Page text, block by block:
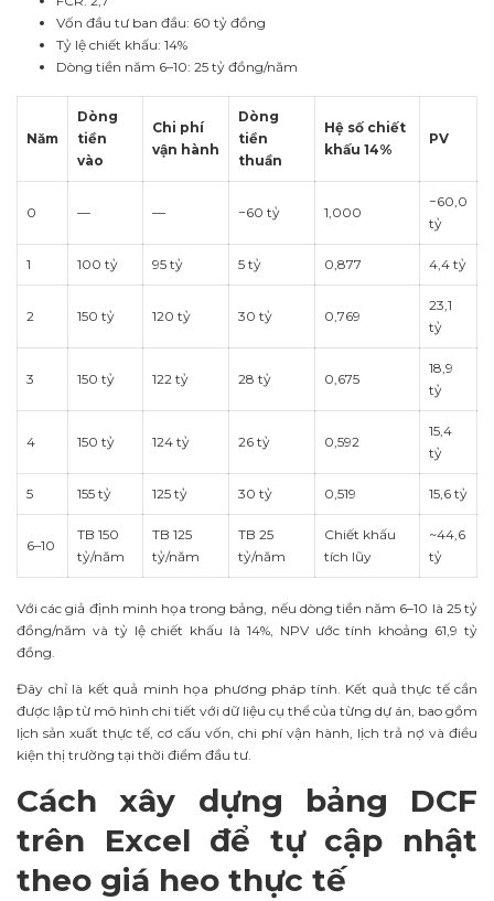
Vốn đầu tư ban đầu: 60 tỷ đồng
Tỷ lệ chiết khấu: 14%
Dòng tiền năm 6–10: 25 tỷ đồng/năm
Năm
Dòng
tiền
vào
Chi phí
vận hành
Dòng
tiền
thuần
Hệ số chiết
khấu 14%
PV
0 — — −60 tỷ 1,000
−60,0
tỷ
1 100 tỷ 95 tỷ 5 tỷ 0,877 4,4 tỷ
2 150 tỷ 120 tỷ 30 tỷ 0,769
23,1
tỷ
3 150 tỷ 122 tỷ 28 tỷ 0,675
18,9
tỷ
4 150 tỷ 124 tỷ 26 tỷ 0,592
15,4
tỷ
5 155 tỷ 125 tỷ 30 tỷ 0,519 15,6 tỷ
6–10
TB 150
tỷ/năm
TB 125
tỷ/năm
TB 25
tỷ/năm
Chiết khấu
tích lũy
~44,6
tỷ
Với các giả định minh họa trong bảng, nếu dòng tiền năm 6–10 là 25 tỷ
đồng/năm và tỷ lệ chiết khấu là 14%, NPV ước tính khoảng 61,9 tỷ
đồng.
Đây chỉ là kết quả minh họa phương pháp tính. Kết quả thực tế cần
được lập từ mô hình chi tiết với dữ liệu cụ thể của từng dự án, bao gồm
lịch sản xuất thực tế, cơ cấu vốn, chi phí vận hành, lịch trả nợ và điều
kiện thị trường tại thời điểm đầu tư.
Cách xây dựng bảng DCF
trên Excel để tự cập nhật
theo giá heo thực tế